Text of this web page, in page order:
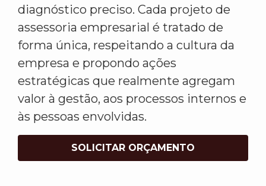
diagnóstico preciso. Cada projeto de
assessoria empresarial é tratado de
forma única, respeitando a cultura da
empresa e propondo ações
estratégicas que realmente agregam
valor à gestão, aos processos internos e
às pessoas envolvidas.
SOLICITAR ORÇAMENTO